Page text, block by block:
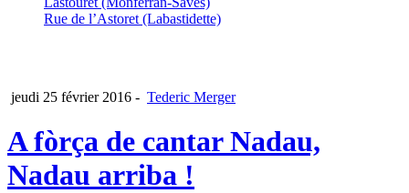
Rue de l’Astoret (Labastidette)
jeudi 25 février 2016 - Tederic Merger
A fòrça de cantar Nadau,
Nadau arriba !